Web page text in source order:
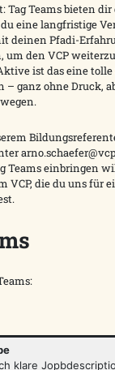
Tag Teams bieten
eine langfristige
deinen Pfadi-
um den VCP
ist das eine
– ganz ohne Druck,
Teams einbringen
VCP, die du uns für
klare